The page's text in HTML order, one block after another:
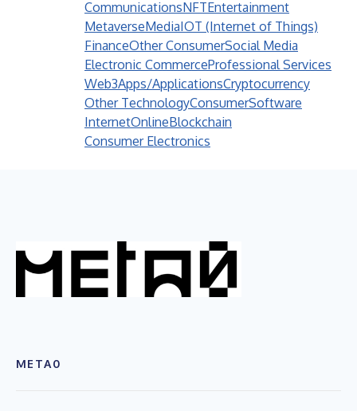
CommunicationsNFTEntertainment
MetaverseMediaIOT (Internet of Things)
FinanceOther ConsumerSocial Media
Electronic CommerceProfessional Services
Web3Apps/ApplicationsCryptocurrency
Other TechnologyConsumerSoftware
InternetOnlineBlockchain
Consumer Electronics
META0